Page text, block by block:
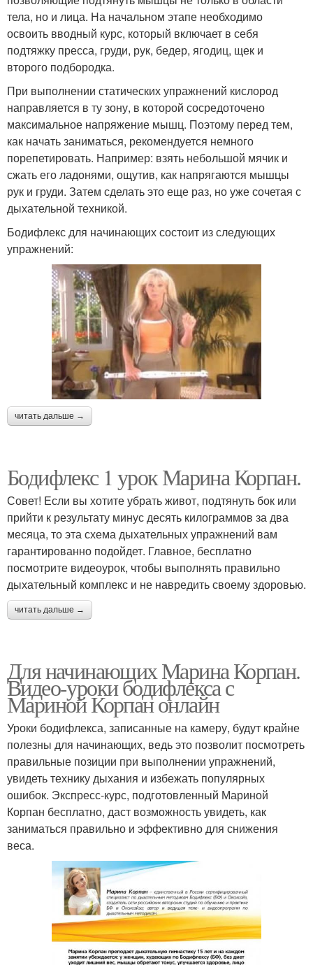
тела, но и лица. На начальном этапе необходимо
освоить вводный курс, который включает в себя
подтяжку пресса, груди, рук, бедер, ягодиц, щек и
второго подбородка.
При выполнении статических упражнений кислород
направляется в ту зону, в которой сосредоточено
максимальное напряжение мышц. Поэтому перед тем,
как начать заниматься, рекомендуется немного
порепетировать. Например: взять небольшой мячик и
сжать его ладонями, ощутив, как напрягаются мышцы
рук и груди. Затем сделать это еще раз, но уже сочетая с
дыхательной техникой.
Бодифлекс для начинающих состоит из следующих
упражнений:
читать дальше →
Бодифлекс 1 урок Марина Корпан.
Совет! Если вы хотите убрать живот, подтянуть бок или
прийти к результату минус десять килограммов за два
месяца, то эта схема дыхательных упражнений вам
гарантированно подойдет. Главное, бесплатно
посмотрите видеоурок, чтобы выполнять правильно
дыхательный комплекс и не навредить своему здоровью.
читать дальше →
Для начинающих Марина Корпан.
Видео-уроки бодифлекса с
Мариной Корпан онлайн
Уроки бодифлекса, записанные на камеру, будут крайне
полезны для начинающих, ведь это позволит посмотреть
правильные позиции при выполнении упражнений,
увидеть технику дыхания и избежать популярных
ошибок. Экспресс-курс, подготовленный Мариной
Корпан бесплатно, даст возможность увидеть, как
заниматься правильно и эффективно для снижения
веса.